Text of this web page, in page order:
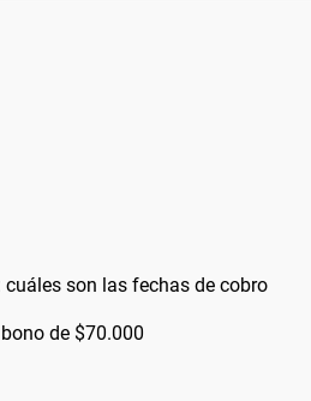
son las fechas de cobro
de $70.000